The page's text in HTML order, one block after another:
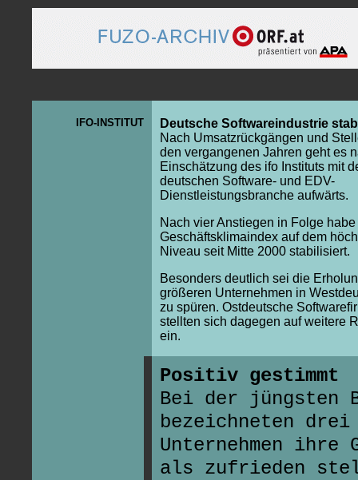
IFO-INSTITUT
Deutsche Softwareindustrie
Nach Umsatzrückgängen und
den vergangenen Jahren geht es
Einschätzung des ifo Instituts mit
deutschen Software- und EDV-
Dienstleistungsbranche aufwärts.
Nach vier Anstiegen in Folge
Geschäftsklimaindex auf dem
Niveau seit Mitte 2000 stabilisiert.
Besonders deutlich sei die
größeren Unternehmen in
zu spüren. Ostdeutsche
stellten sich dagegen auf weitere
ein.
Positiv gestimmt
Bei der jüngsten
bezeichneten
Unternehmen ihre
als zufrieden